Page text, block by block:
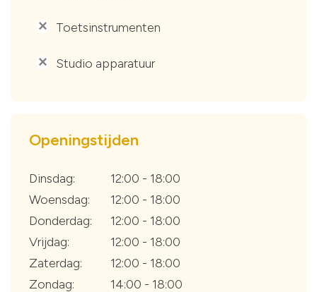
' Toetsinstrumenten
' Studio apparatuur
Openingstijden
Dinsdag:
12:00 - 18:00
Woensdag:
12:00 - 18:00
Donderdag:
12:00 - 18:00
Vrijdag:
12:00 - 18:00
Zaterdag:
12:00 - 18:00
Zondag:
14:00 - 18:00